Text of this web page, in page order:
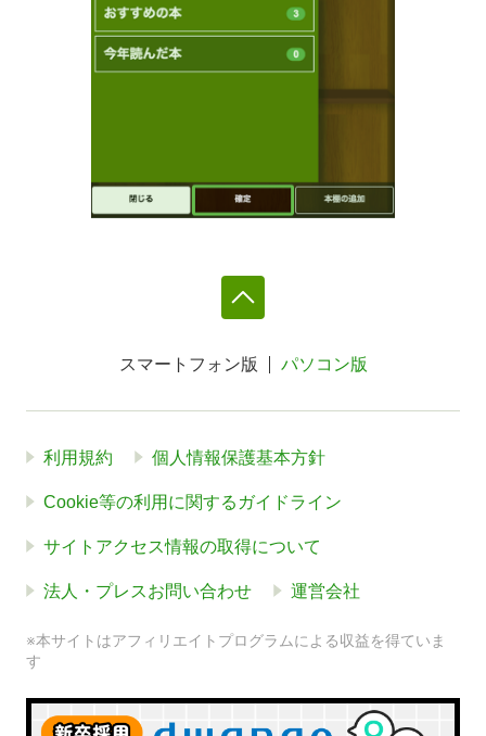
スマートフォン版 パソコン版
利用規約 個人情報保護基本方針
Cookie等の利用に関するガイドライン
サイトアクセス情報の取得について
法人・プレスお問い合わせ 運営会社
※本サイトはアフィリエイトプログラムによる収益を得ていま
す